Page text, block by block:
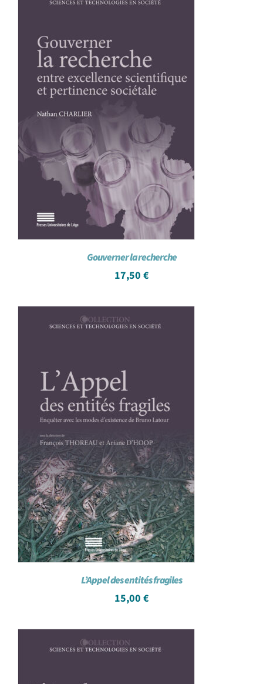
Panier WooCommerce
Gouverner la recherche
17,50 €
L’Appel des entités fragiles
15,00 €